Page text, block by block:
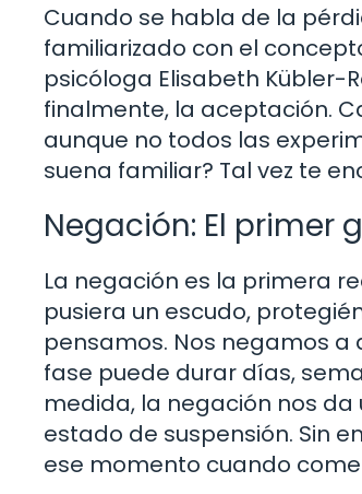
Cuando se habla de la
familiarizado con el
psicóloga Elisabeth Kübler-
finalmente, la aceptación.
aunque no todos las
suena familiar? Tal vez te
Negación: El primer
La negación es la primera
pusiera un escudo,
pensamos. Nos negamos a
fase puede durar días,
medida, la negación nos
estado de suspensión. Sin
ese momento cuando